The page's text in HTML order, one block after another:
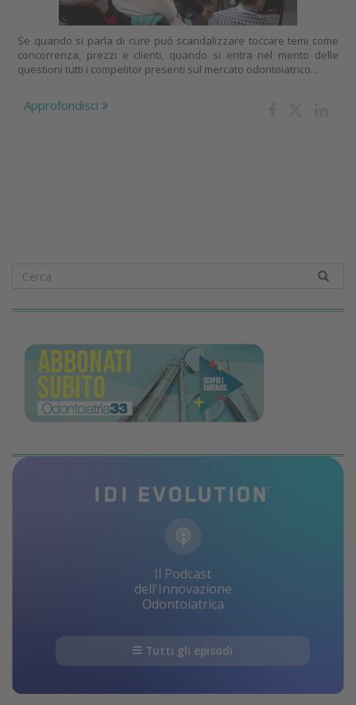
Se quando si parla di cure può scandalizzare toccare temi come
concorrenza, prezzi e clienti, quando si entra nel merito delle
questioni tutti i competitor presenti sul mercato odontoiatrico...
Approfondisci
Il Podcast
dell'Innovazione
Odontoiatrica
Tutti gli episodi